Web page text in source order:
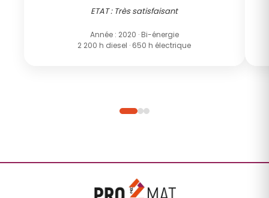
ETAT : Très satisfaisant
Année : 2020 · Bi-énergie
2 200 h diesel · 650 h électrique